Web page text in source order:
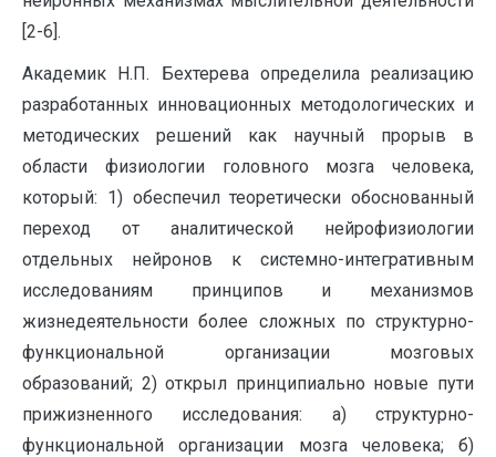
[2-6].
Академик Н.П. Бехтерева определила реализацию
разработанных инновационных методологических и
методических решений как научный прорыв в
области физиологии головного мозга человека,
который: 1) обеспечил теоретически обоснованный
переход от аналитической нейрофизиологии
отдельных нейронов к системно-интегративным
исследованиям принципов и механизмов
жизнедеятельности более сложных по структурно-
функциональной организации мозговых
образований; 2) открыл принципиально новые пути
прижизненного исследования: а) структурно-
функциональной организации мозга человека; б)